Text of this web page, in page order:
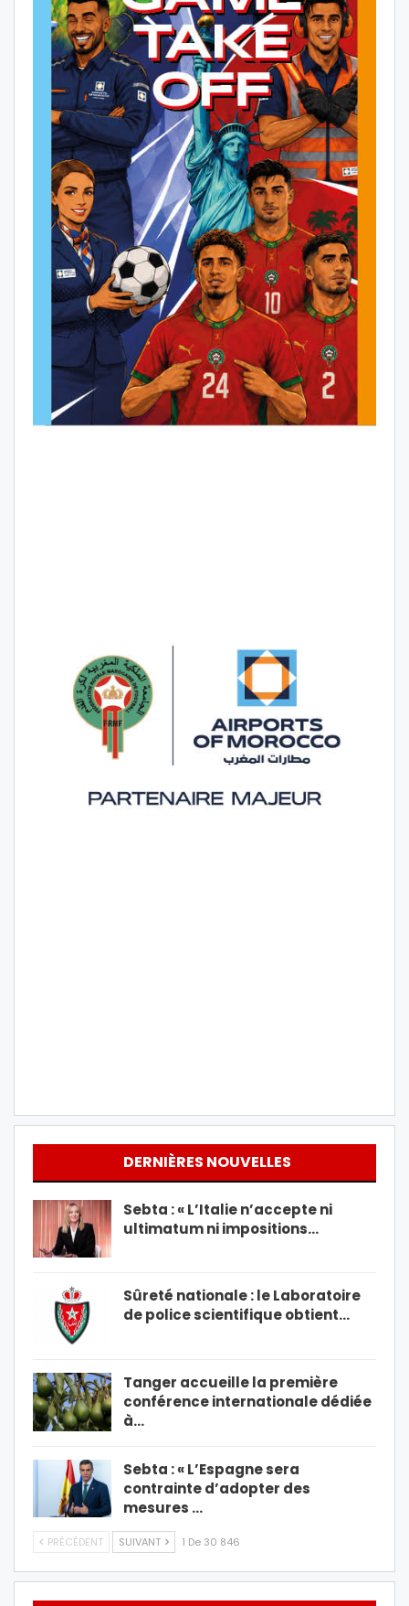
DERNIÈRES NOUVELLES
Sebta : « L’Italie n’accepte ni
ultimatum ni impositions…
Sûreté nationale : le Laboratoire
de police scientifique obtient…
Tanger accueille la première
conférence internationale dédiée
à…
Sebta : « L’Espagne sera
contrainte d’adopter des
mesures …
PRÉCÉDENT SUIVANT 1 De 30 846